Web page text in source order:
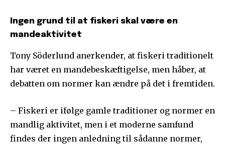
Ingen grund til at fiskeri skal være en
mandeaktivitet
Tony Söderlund anerkender, at fiskeri traditionelt
har været en mandebeskæftigelse, men håber, at
debatten om normer kan ændre på det i fremtiden.
– Fiskeri er ifølge gamle traditioner og normer en
mandlig aktivitet, men i et moderne samfund
findes der ingen anledning til sådanne normer,